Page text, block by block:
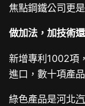
焦點鋼鐵公司更
做加法，加技術
新增專利1002項
進口，數十項產
綠色產品是河北